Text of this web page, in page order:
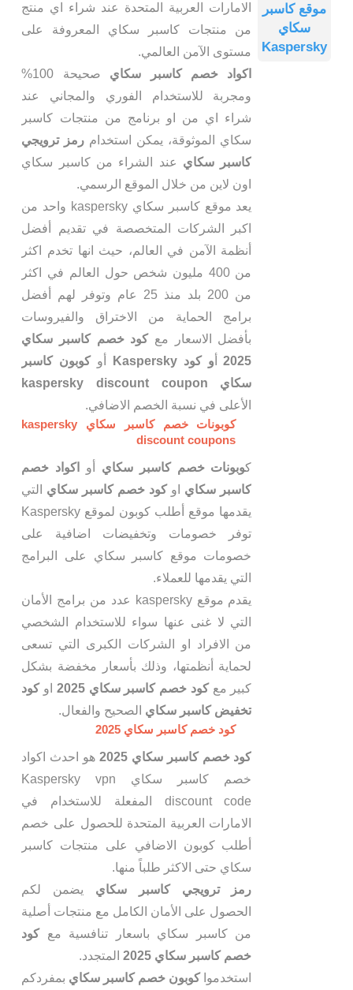
موقع كاسبر
سكاي
Kaspersky
الامارات العربية المتحدة عند شراء اي منتج
من منتجات كاسبر سكاي المعروفة على
مستوى الآمن العالمي.
اكواد خصم كاسبر سكاي
صحيحة 100%
ومجربة للاستخدام الفوري والمجاني عند
شراء اي من او برنامج من منتجات كاسبر
سكاي الموثوقة، يمكن استخدام رمز ترويجي
كاسبر سكاي عند الشراء من كاسبر سكاي
اون لاين من خلال الموقع الرسمي.
يعد موقع كاسبر سكاي kaspersky واحد من
اكبر الشركات المتخصصة في تقديم أفضل
أنظمة الآمن في العالم، حيث انها تخدم اكثر
من 400 مليون شخص حول العالم في اكثر
من 200 بلد منذ 25 عام وتوفر لهم أفضل
برامج الحماية من الاختراق والفيروسات
بأفضل الاسعار معكود خصم كاسبر سكاي
2025
و كود Kaspersky أو كوبون كاسبر
سكاي kaspersky discount coupon
الأعلى في نسبة الخصم الاضافي.
كوبونات خصم كاسبر سكاي kaspersky
discount coupons
كوبونات خصم كاسبر سكاي أو اكواد خصم
كاسبر سكاي
او كود خصم كاسبر سكاي التي
يقدمها موقع أطلب كوبون لموقع Kaspersky
توفر خصومات وتخفيضات اضافية على
خصومات موقع كاسبر سكاي على البرامج
التي يقدمها للعملاء.
يقدم موقع kaspersky عدد من برامج الأمان
التي لا غنى عنها سواء للاستخدام الشخصي
من الافراد او الشركات الكبرى التي تسعى
لحماية أنظمتها، وذلك بأسعار مخفضة بشكل
كبير معكود خصم كاسبر سكاي 2025 او كود
تخفيض كاسبر سكاي الصحيح والفعال.
كود خصم كاسبر سكاي 2025
كود خصم كاسبر سكاي 2025
هو احدث اكواد
خصم كاسبر سكاي Kaspersky vpn
discount code المفعلة للاستخدام في
الامارات العربية المتحدة للحصول على خصم
أطلب كوبون الاضافي على منتجات كاسبر
سكاي حتى الاكثر طلباً منها.
رمز ترويجي كاسبر سكاي يضمن لكم
الحصول على الأمان الكامل مع منتجات أصلية
من كاسبر سكاي باسعار تنافسية معكود
خصم كاسبر سكاي 2025
المتجدد.
استخدمواكوبون خصم كاسبر سكاي بمفردكم